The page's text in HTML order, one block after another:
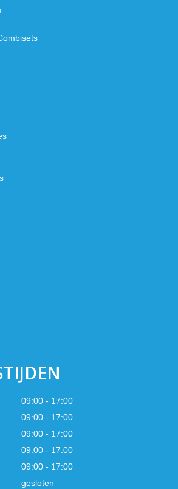
09:00 - 17:00
09:00 - 17:00
09:00 - 17:00
09:00 - 17:00
09:00 - 17:00
gesloten